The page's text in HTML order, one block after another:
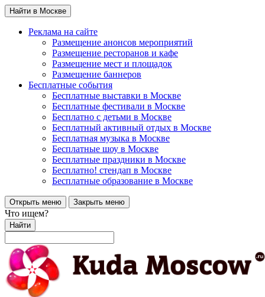
Найти в Москве
Реклама на сайте
Размещение анонсов мероприятий
Размещение ресторанов и кафе
Размещение мест и площадок
Размещение баннеров
Бесплатные события
Бесплатные выставки в Москве
Бесплатные фестивали в Москве
Бесплатно с детьми в Москве
Бесплатный активный отдых в Москве
Бесплатная музыка в Москве
Бесплатные шоу в Москве
Бесплатные праздники в Москве
Бесплатно! стендап в Москве
Бесплатные образование в Москве
Открыть меню Закрыть меню
Что ищем?
Найти